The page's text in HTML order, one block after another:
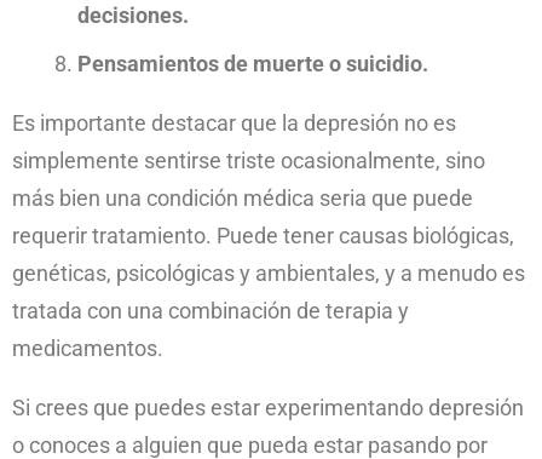
decisiones.
Pensamientos de muerte o suicidio.
Es importante destacar que la depresión no es
simplemente sentirse triste ocasionalmente, sino
más bien una condición médica seria que puede
requerir tratamiento. Puede tener causas biológicas,
genéticas, psicológicas y ambientales, y a menudo es
tratada con una combinación de terapia y
medicamentos.
Si crees que puedes estar experimentando depresión
o conoces a alguien que pueda estar pasando por